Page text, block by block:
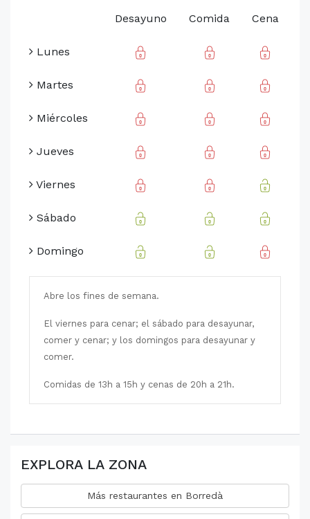
Desayuno Comida Cena
Lunes
Martes
Miércoles
Jueves
Viernes
Sábado
Domingo
Abre los fines de semana.
El viernes para cenar; el sábado para desayunar,
comer y cenar; y los domingos para desayunar y
comer.
Comidas de 13h a 15h y cenas de 20h a 21h.
EXPLORA LA ZONA
Más restaurantes en Borredà